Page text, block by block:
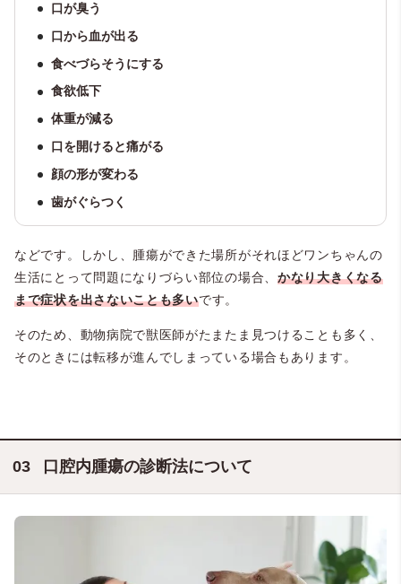
口が臭う
口から血が出る
食べづらそうにする
食欲低下
体重が減る
口を開けると痛がる
顔の形が変わる
歯がぐらつく
などです。しかし、腫瘍ができた場所がそれほどワンちゃんの
生活にとって問題になりづらい部位の場合、 かなり大きくなる
まで症状を出さないことも多いです。
そのため、動物病院で獣医師がたまたま見つけることも多く、
そのときには転移が進んでしまっている場合もあります。
口腔内腫瘍の診断法について